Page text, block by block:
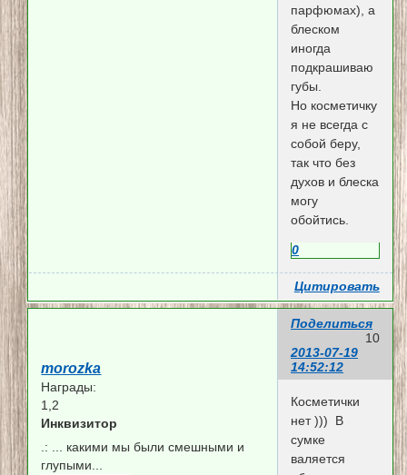
парфюмах), а
блеском
иногда
подкрашиваю
губы.
Но косметичку
я не всегда с
собой беру,
так что без
духов и блеска
могу
обойтись.
0
Цитировать
Поделиться
10
2013-07-19
14:52:12
morozka
Награды:
1,2
Инквизитор
.: ... какими мы были смешными и
глупыми...
Косметички
нет ))) В
сумке
валяется